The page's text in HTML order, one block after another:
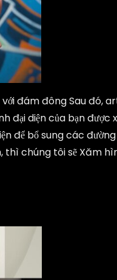
đám đông Sau đó,
đại diện của bạn
để bổ sung các
thì chúng tôi sẽ Xăm